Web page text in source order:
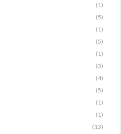
(1)
(5)
(1)
(5)
(1)
(3)
(4)
(5)
(1)
(1)
(13)